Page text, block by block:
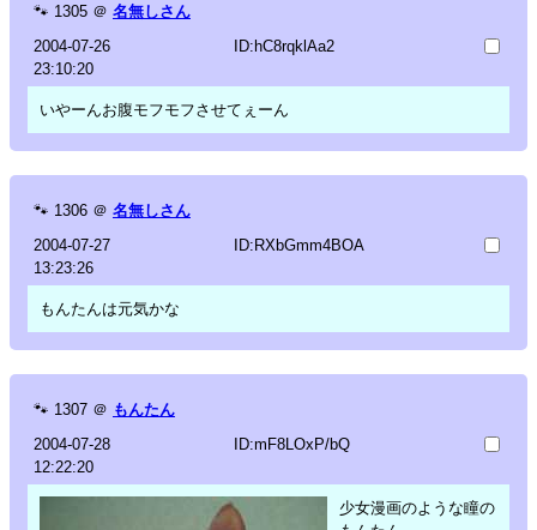
🐾 1305 ＠ 名無しさん
2004-07-26
23:10:20
ID:hC8rqklAa2
いやーんお腹モフモフさせてぇーん
🐾 1306 ＠ 名無しさん
2004-07-27
13:23:26
ID:RXbGmm4BOA
もんたんは元気かな
🐾 1307 ＠ もんたん
2004-07-28
12:22:20
ID:mF8LOxP/bQ
少女漫画のような瞳の